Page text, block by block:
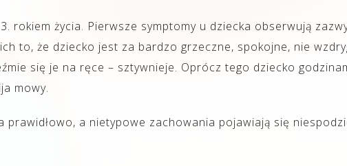
rokiem życia. Pierwsze symptomy u dziecka obserwują
to, że dziecko jest za bardzo grzeczne, spokojne, nie
się je na ręce – sztywnieje. Oprócz tego dziecko
mowy.
a nietypowe zachowania pojawiają się